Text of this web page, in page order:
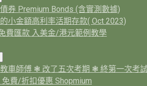
券 Premium Bonds (含實測數據)
小金額高利率活期存款( Oct 2023)
費匯款 入美金/港元範例教學
車師傅 ❃ 改了五次考期 ❃ 終第一次考
費/折扣優惠 Shopmium